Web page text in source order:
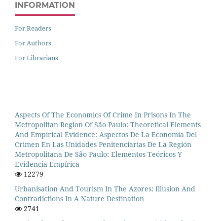
INFORMATION
For Readers
For Authors
For Librarians
Aspects Of The Economics Of Crime In Prisons In The
Metropolitan Region Of São Paulo: Theoretical Elements
And Empirical Evidence: Aspectos De La Economía Del
Crimen En Las Unidades Penitenciarias De La Región
Metropolitana De São Paulo: Elementos Teóricos Y
Evidencia Empírica
12279
Urbanisation And Tourism In The Azores: Illusion And
Contradictions In A Nature Destination
2741